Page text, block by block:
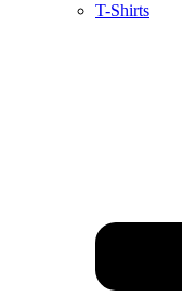
T-Shirts